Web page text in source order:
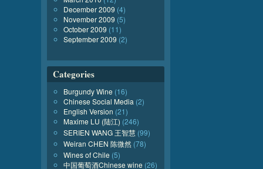
December 2009 (4)
November 2009 (5)
October 2009 (11)
September 2009 (2)
Categories
Burgundy Wine (16)
Chinese Social Media (2)
English Version (21)
Maxime LU (陆江) (246)
SERIEN WANG 王智慧 (99)
Weiran CHEN 陈微然 (78)
Wines of Chile (5)
中国葡萄酒Chinese wine (26)